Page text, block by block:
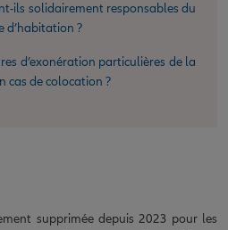
ils solidairement responsables du
d’habitation ?
d’exonération particulières de la
cas de colocation ?
supprimée depuis 2023 pour les